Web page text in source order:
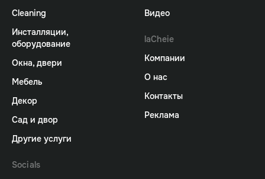
Cleaning
Инсталляции,
оборудование
Окна, двери
Мебель
Декор
Сад и двор
Другие услуги
Видео
laCheie
Компании
О нас
Контакты
Реклама
Socials